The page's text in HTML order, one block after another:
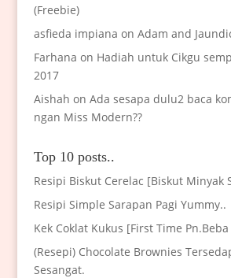
(Freebie)
asfieda impiana on Adam and
Farhana on Hadiah untuk Cikgu
2017
Aishah on Ada sesapa dulu2 baca
ngan Miss Modern??
Top 10 posts..
Resipi Biskut Cerelac [Biskut Minyak
Resipi Simple Sarapan Pagi Yummy..
Kek Coklat Kukus [First Time
(Resepi) Chocolate Brownies
Sesangat.